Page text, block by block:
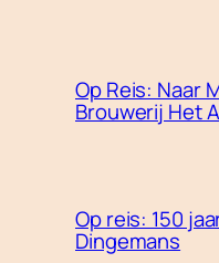
Op Reis: Naar
Brouwerij Het
Op reis: 150
Dingemans